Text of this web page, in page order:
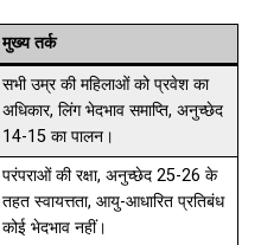
मुख्य तर्क
सभी उम्र की महिलाओं को प्रवेश का
अधिकार, लिंग भेदभाव समाप्ति, अनुच्छेद
14-15 का पालन।
परंपराओं की रक्षा, अनुच्छेद 25-26 के
तहत स्वायत्तता, आयु-आधारित प्रतिबंध
कोई भेदभाव नहीं।